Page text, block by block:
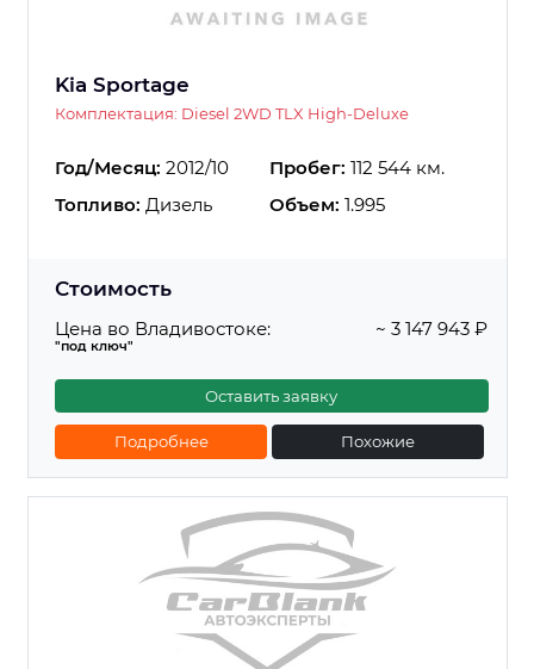
Kia Sportage
Комплектация: Diesel 2WD TLX High-Deluxe
Год/Месяц: 2012/10 Пробег: 112 544 км.
Топливо: Дизель Объем: 1.995
Стоимость
Цена во Владивостоке:
"под ключ"
~ 3 147 943 ₽
Оставить заявку
Подробнее Похожие